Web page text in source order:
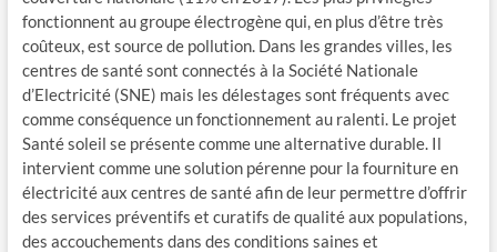
fonctionnent au groupe électrogène qui, en plus d’être très
coûteux, est source de pollution. Dans les grandes villes, les
centres de santé sont connectés à la Société Nationale
d’Electricité (SNE) mais les délestages sont fréquents avec
comme conséquence un fonctionnement au ralenti. Le projet
Santé soleil se présente comme une alternative durable. Il
intervient comme une solution pérenne pour la fourniture en
électricité aux centres de santé afin de leur permettre d’offrir
des services préventifs et curatifs de qualité aux populations,
des accouchements dans des conditions saines et